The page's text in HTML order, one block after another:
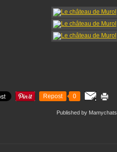
Repost 0
Published by Mamychats